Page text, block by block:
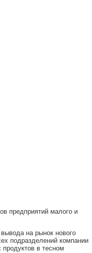
предприятий малого и
на рынок нового
подразделений компании
в тесном